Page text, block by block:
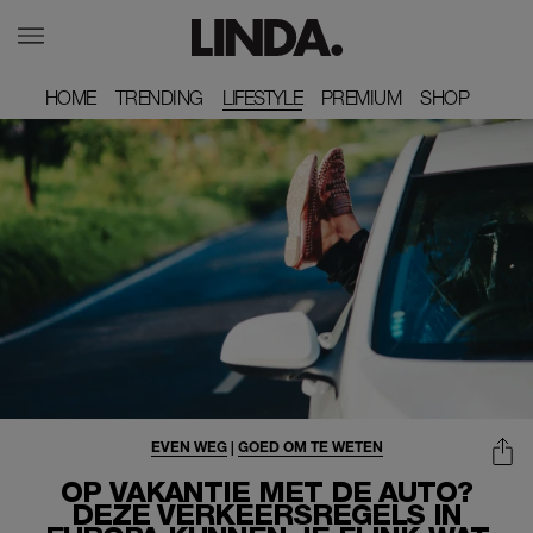
HOME
HOME TRENDING
TRENDING LIFESTYLE PREMIUM
PREMIUM SHOP
SHOP
OP VAKANTIE MET DE AUTO?
DEZE VERKEERSREGELS IN
EVEN WEG| GOED OM TE WETEN